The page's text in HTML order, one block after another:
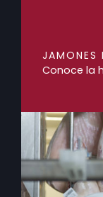
JAMONES
Conoce la